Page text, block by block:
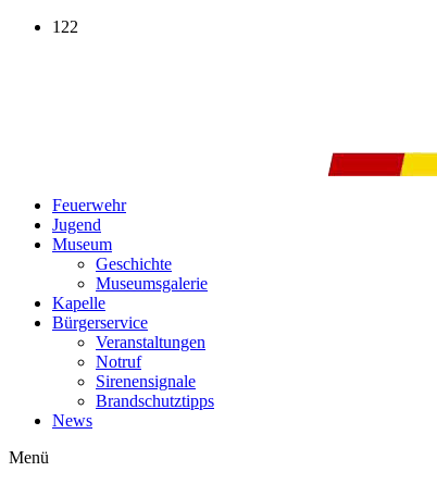
Zum
122
Feuerwehr
Jugend
Museum
Geschichte
Museumsgalerie
Kapelle
Bürgerservice
Veranstaltungen
Notruf
Sirenensignale
Brandschutztipps
News
Menü